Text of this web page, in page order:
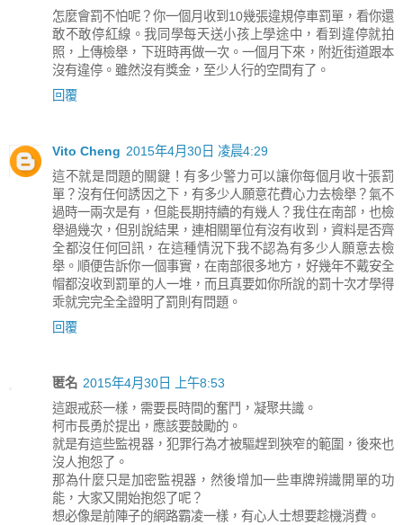
怎麼會罰不怕呢？你一個月收到10幾張違規停車罰單，看你還
敢不敢停紅線。我同學每天送小孩上學途中，看到違停就拍
照，上傳檢舉，下班時再做一次。一個月下來，附近街道跟本
沒有違停。雖然沒有獎金，至少人行的空間有了。
回覆
Vito Cheng 2015年4月30日 凌晨4:29
這不就是問題的關鍵！有多少警力可以讓你每個月收十張罰
單？沒有任何誘因之下，有多少人願意花費心力去檢舉？氣不
過時一兩次是有，但能長期持續的有幾人？我住在南部，也檢
舉過幾次，但别說結果，連相關單位有沒有收到，資料是否齊
全都沒任何回訊，在這種情況下我不認為有多少人願意去檢
舉。順便告訴你一個事實，在南部很多地方，好幾年不戴安全
帽都沒收到罰單的人一堆，而且真要如你所說的罰十次才學得
乖就完完全全證明了罰則有問題。
回覆
匿名 2015年4月30日 上午8:53
這跟戒菸一樣，需要長時間的奮鬥，凝聚共識。
柯市長勇於提出，應該要鼓勵的。
就是有這些監視器，犯罪行為才被驅趕到狹窄的範圍，後來也
沒人抱怨了。
那為什麼只是加密監視器，然後增加一些車牌辨識開單的功
能，大家又開始抱怨了呢？
想必像是前陣子的網路霸凌一樣，有心人士想要趁機消費。